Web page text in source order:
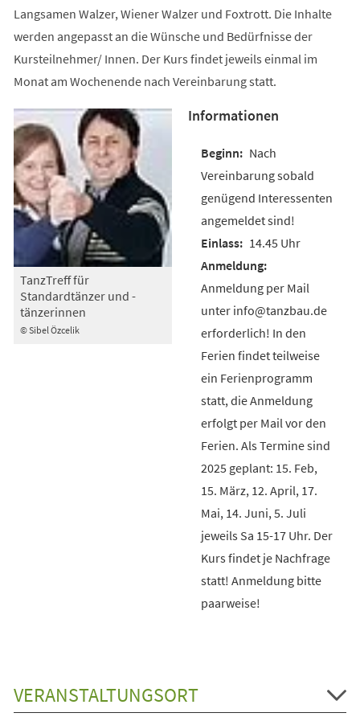
Langsamen Walzer, Wiener Walzer und Foxtrott. Die Inhalte
werden angepasst an die Wünsche und Bedürfnisse der
Kursteilnehmer/ Innen. Der Kurs findet jeweils einmal im
Monat am Wochenende nach Vereinbarung statt.
© Sibel Özcelik
TanzTreff für
Standardtänzer und -
tänzerinnen
Informationen
Nach
Vereinbarung sobald
genügend Interessenten
angemeldet sind!
14.45 Uhr
Anmeldung per Mail
unter info@tanzbau.de
erforderlich! In den
Ferien findet teilweise
ein Ferienprogramm
statt, die Anmeldung
erfolgt per Mail vor den
Ferien. Als Termine sind
2025 geplant: 15. Feb,
15. März, 12. April, 17.
Mai, 14. Juni, 5. Juli
jeweils Sa 15-17 Uhr. Der
Kurs findet je Nachfrage
statt! Anmeldung bitte
paarweise!
VERANSTALTUNGSORT